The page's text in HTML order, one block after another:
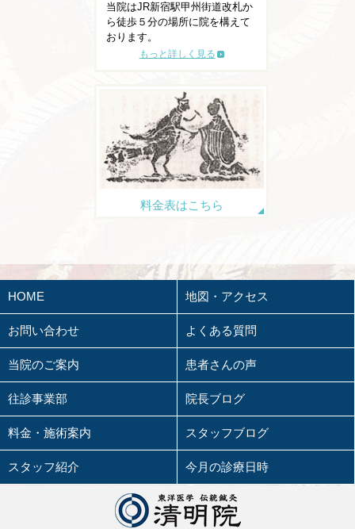
当院はJR新宿駅甲州街道改札か
ら徒歩５分の場所に院を構えて
おります。
もっと詳しく見る
料金表はこちら
HOME 地図・アクセス
お問い合わせ よくある質問
当院のご案内 患者さんの声
往診事業部 院長ブログ
料金・施術案内 スタッフブログ
スタッフ紹介 今月の診療日時